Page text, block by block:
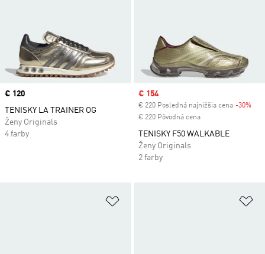
Price
€ 120
TENISKY LA TRAINER OG
Ženy Originals
4 farby
Sale price
€ 154
€ 220 Posledná najnižšia cena -30%
€ 220 Pôvodná cena
TENISKY F50 WALKABLE
Ženy Originals
2 farby
Pridať do zoznamu želaných